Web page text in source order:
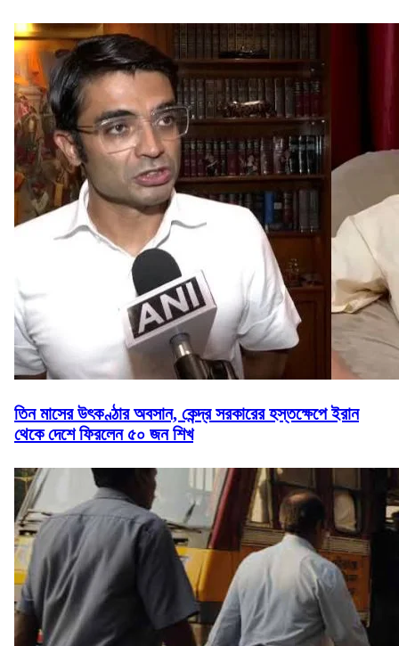
তিন মাসের উৎকণ্ঠার অবসান, কেন্দ্র সরকারের হস্তক্ষেপে ইরান
থেকে দেশে ফিরলেন ৫০ জন শিখ